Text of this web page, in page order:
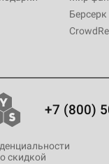
Берсерк
+7 (800)
скидкой